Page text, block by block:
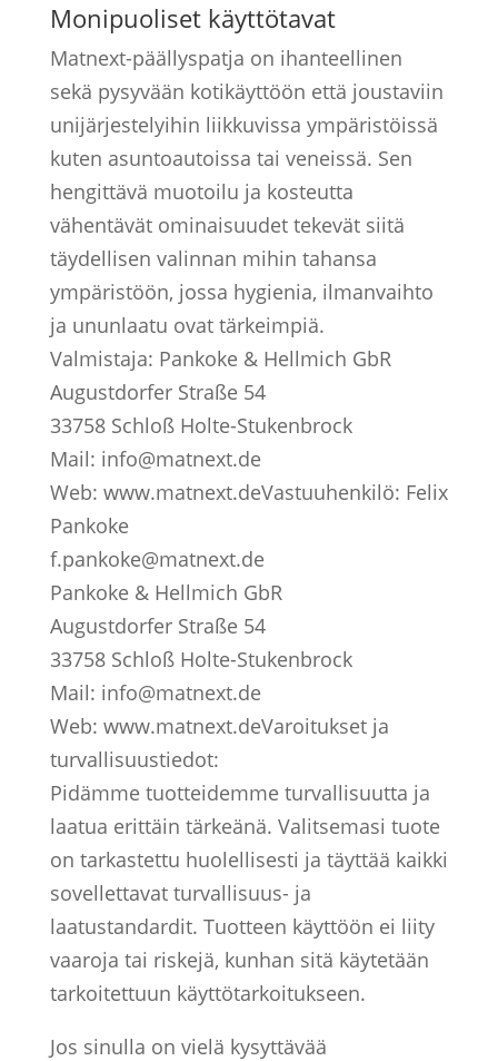
Monipuoliset käyttötavat
Matnext-päällyspatja on ihanteellinen
sekä pysyvään kotikäyttöön että joustaviin
unijärjestelyihin liikkuvissa ympäristöissä
kuten asuntoautoissa tai veneissä. Sen
hengittävä muotoilu ja kosteutta
vähentävät ominaisuudet tekevät siitä
täydellisen valinnan mihin tahansa
ympäristöön, jossa hygienia, ilmanvaihto
ja ununlaatu ovat tärkeimpiä.
Valmistaja: Pankoke & Hellmich GbR
Augustdorfer Straße 54
33758 Schloß Holte-Stukenbrock
Mail: info@matnext.de
Web: www.matnext.deVastuuhenkilö: Felix
Pankoke
f.pankoke@matnext.de
Pankoke & Hellmich GbR
Augustdorfer Straße 54
33758 Schloß Holte-Stukenbrock
Mail: info@matnext.de
Web: www.matnext.deVaroitukset ja
turvallisuustiedot:
Pidämme tuotteidemme turvallisuutta ja
laatua erittäin tärkeänä. Valitsemasi tuote
on tarkastettu huolellisesti ja täyttää kaikki
sovellettavat turvallisuus- ja
laatustandardit. Tuotteen käyttöön ei liity
vaaroja tai riskejä, kunhan sitä käytetään
tarkoitettuun käyttötarkoitukseen.
Jos sinulla on vielä kysyttävää